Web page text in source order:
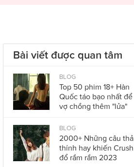
Bài viết được quan tâm
BLOG
Top 50 phim 18+ Hàn
Quốc táo bạo nhất để
vợ chồng thêm "lửa"
BLOG
2000+ Những câu thả
thính hay khiến Crush
đổ rầm rầm 2023